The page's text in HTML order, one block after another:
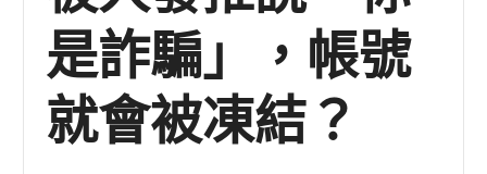
是詐騙」，帳號
就會被凍結？